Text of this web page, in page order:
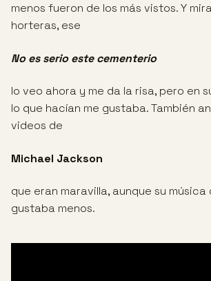
menos fueron de los más vistos. Y
horteras, ese
No es serio este cementerio
lo veo ahora y me da la risa, pero en
lo que hacían me gustaba. También
videos de
Michael Jackson
que eran maravilla, aunque su música
gustaba menos.